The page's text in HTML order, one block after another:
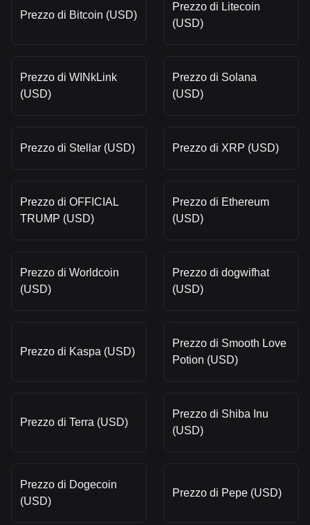
Prezzo di Bitcoin (USD)
Prezzo di Litecoin
(USD)
Prezzo di WINkLink
(USD)
Prezzo di Solana
(USD)
Prezzo di Stellar (USD) Prezzo di XRP (USD)
Prezzo di OFFICIAL
TRUMP (USD)
Prezzo di Ethereum
(USD)
Prezzo di Worldcoin
(USD)
Prezzo di dogwifhat
(USD)
Prezzo di Kaspa (USD)
Prezzo di Smooth Love
Potion (USD)
Prezzo di Terra (USD)
Prezzo di Shiba Inu
(USD)
Prezzo di Dogecoin
(USD)
Prezzo di Pepe (USD)